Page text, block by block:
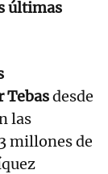
últimas
Tebasdesde
las
millones de